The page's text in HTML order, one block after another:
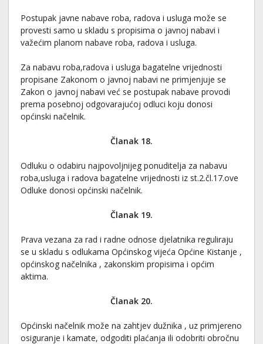
Postupak javne nabave roba, radova i usluga može se
provesti samo u skladu s propisima o javnoj nabavi i
važećim planom nabave roba, radova i usluga.
Za nabavu roba,radova i usluga bagatelne vrijednosti
propisane Zakonom o javnoj nabavi ne primjenjuje se
Zakon o javnoj nabavi već se postupak nabave provodi
prema posebnoj odgovarajućoj odluci koju donosi
općinski načelnik.
Članak 18.
Odluku o odabiru najpovoljnijeg ponuditelja za nabavu
roba,usluga i radova bagatelne vrijednosti iz st.2.čl.17.ove
Odluke donosi općinski načelnik.
Članak 19.
Prava vezana za rad i radne odnose djelatnika reguliraju
se u skladu s odlukama Općinskog vijeća Općine Kistanje ,
općinskog načelnika , zakonskim propisima i općim
aktima.
Članak 20.
Općinski načelnik može na zahtjev dužnika , uz primjereno
osiguranje i kamate, odgoditi plaćanja ili odobriti obročnu